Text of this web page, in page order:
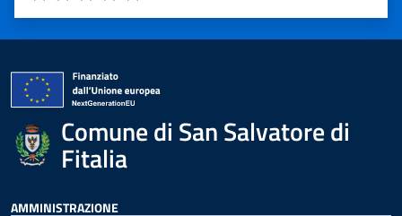
Valuta 5 stelle su 5
Valuta 4 stelle su 5
Valuta 3 stelle su 5
Valuta 2 stelle su 5
Valuta 1 stelle su 5
Comune di San Salvatore di
Fitalia
AMMINISTRAZIONE